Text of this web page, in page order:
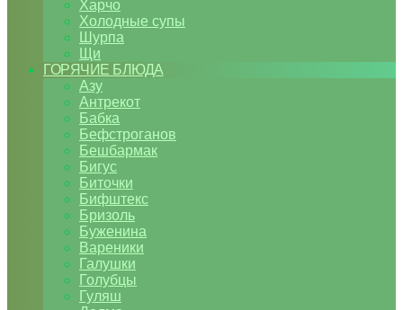
Харчо
Холодные супы
Шурпа
Щи
ГОРЯЧИЕ БЛЮДА
Азу
Антрекот
Бабка
Бефстроганов
Бешбармак
Бигус
Биточки
Бифштекс
Бризоль
Буженина
Вареники
Галушки
Голубцы
Гуляш